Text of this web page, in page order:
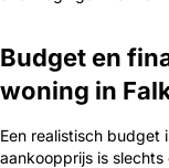
Budget en
woning in
Een realistisch budget
aankoopprijs is